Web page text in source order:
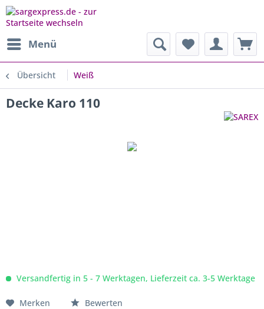
Menü
Übersicht Weiß
Decke Karo 110
Versandfertig in 5 - 7 Werktagen, Lieferzeit ca. 3-5 Werktage
Merken Bewerten